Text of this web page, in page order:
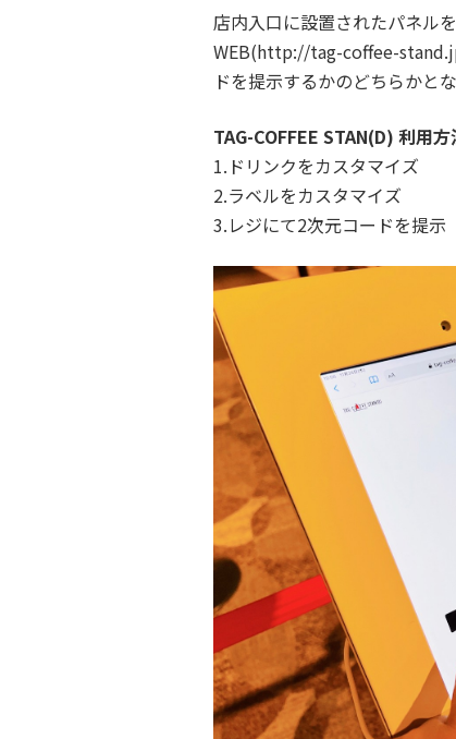
店内入口に設置されたパネル
WEB(http://tag-coffee-
ドを提示するかのどちらかとな
TAG-COFFEE STAN(D) 利用方
1.ドリンクをカスタマイズ
2.ラベルをカスタマイズ
3.レジにて2次元コードを提示